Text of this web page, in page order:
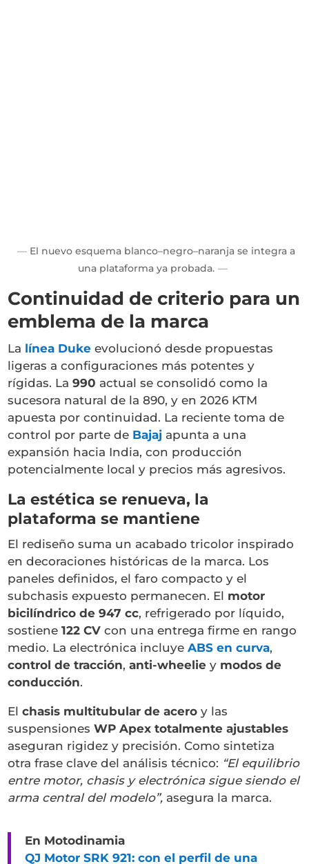
El nuevo esquema blanco–negro–naranja se integra a
una plataforma ya probada.
Continuidad de criterio para un
emblema de la marca
La línea Duke evolucionó desde propuestas
ligeras a configuraciones más potentes y
rígidas. La990 actual se consolidó como la
sucesora natural de la 890, y en 2026 KTM
apuesta por continuidad. La reciente toma de
control por parte de Bajaj apunta a una
expansión hacia India, con producción
potencialmente local y precios más agresivos.
La estética se renueva, la
plataforma se mantiene
El rediseño suma un acabado tricolor inspirado
en decoraciones históricas de la marca. Los
paneles definidos, el faro compacto y el
subchasis expuesto permanecen. El motor
bicilíndrico de 947 cc, refrigerado por líquido,
sostiene122 CV con una entrega firme en rango
medio. La electrónica incluyeABS en curva,
control de tracción,anti-wheelie y modos de
conducción.
Elchasis multitubular de acero y las
suspensionesWP Apex totalmente ajustables
aseguran rigidez y precisión. Como sintetiza
otra frase clave del análisis técnico: “El equilibrio
entre motor, chasis y electrónica sigue siendo el
arma central del modelo”,asegura la marca.
En Motodinamia
QJ Motor SRK 921: con el perfil de una